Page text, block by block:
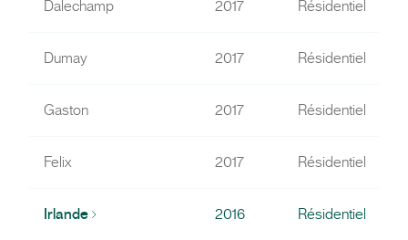
Dalechamp 2017 Résidentiel
Dumay 2017 Résidentiel
Gaston 2017 Résidentiel
Felix 2017 Résidentiel
Irlande 2016 Résidentiel